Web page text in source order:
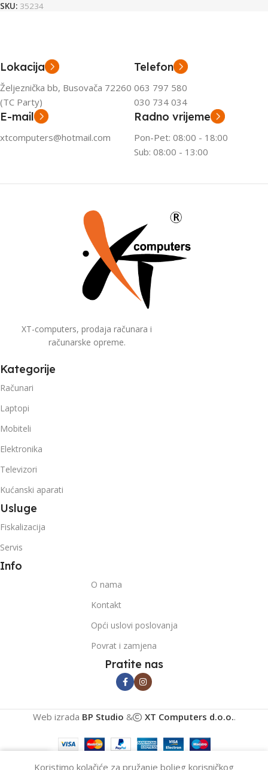
SKU: 35234
Lokacija
Željeznička bb, Busovača 72260
(TC Party)
Telefon
063 797 580
030 734 034
E-mail
xtcomputers@hotmail.com
Radno vrijeme
Pon-Pet: 08:00 - 18:00
Sub: 08:00 - 13:00
XT-computers, prodaja računara i
računarske opreme.
Kategorije
Računari
Laptopi
Mobiteli
Elektronika
Televizori
Kućanski aparati
Usluge
Fiskalizacija
Servis
Info
O nama
Kontakt
Opći uslovi poslovanja
Povrat i zamjena
Pratite nas
Web izrada BP Studio & XT Computers d.o.o..
Koristimo kolačiće za pružanje boljeg korisničkog